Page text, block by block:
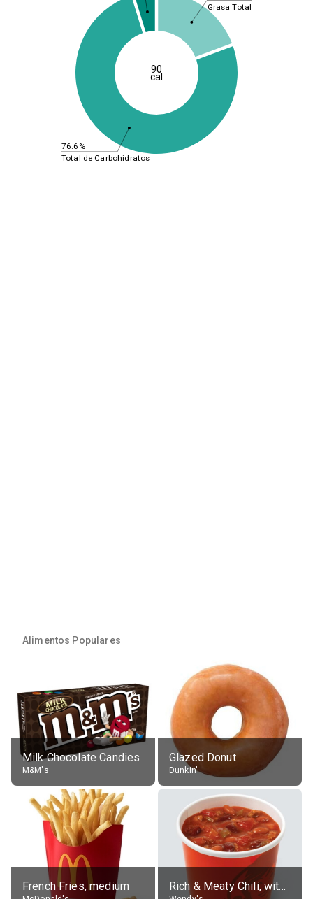
76.6%
Grasa Total
Total de Carbohidratos
90
cal
Alimentos Populares
Milk Chocolate Candies
M&M's
Glazed Donut
Dunkin'
French Fries, medium Rich & Meaty Chili, without toppings, large